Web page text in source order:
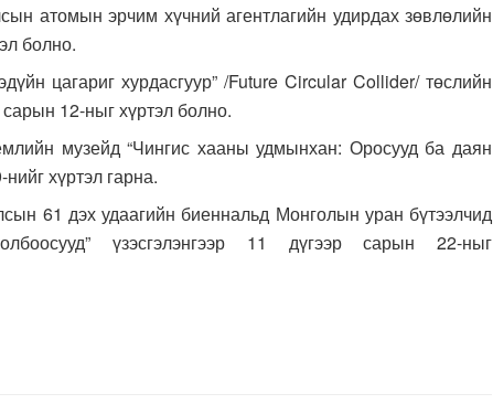
атомын эрчим хүчний агентлагийн удирдах зөвлөлийн
болно.
цагариг хурдасгуур” /Future Circular Collider/ төслийн
сарын 12-ныг хүртэл болно.
музейд “Чингис хааны удмынхан: Оросууд ба даян
хүртэл гарна.
61 дэх удаагийн биеннальд Монголын уран бүтээлчид
үзэсгэлэнгээр 11 дүгээр сарын 22-ныг